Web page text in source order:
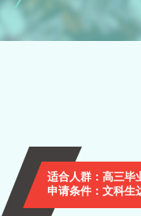
适合人群：高三毕
申请条件：文科生